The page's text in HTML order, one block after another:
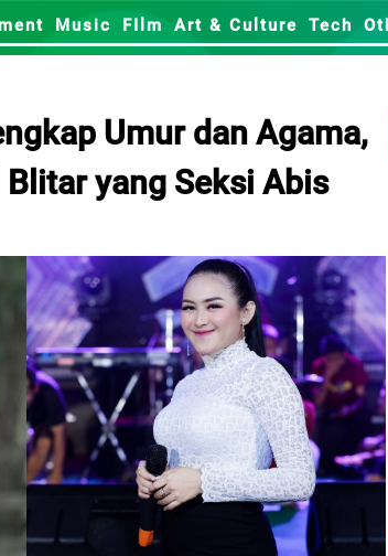
Music FIlm Art & Culture Tech
Umur dan Agama,
yang Seksi Abis